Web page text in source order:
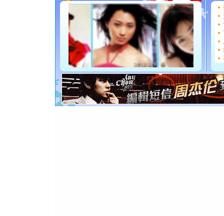
你太多
要平安
[圣诞节]
能正大
都要快乐
[圣诞节]
如意,快
[元旦]看
断电。爱
你是我专
[元旦]如